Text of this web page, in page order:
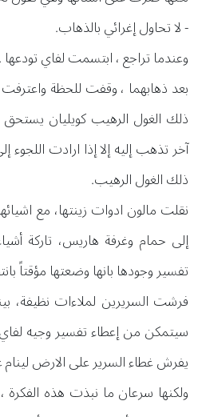
- لا تحاول إغرائي بالذهاب.
وعندما تراجع ، ابتسمت لفاي تودعها .
بعد ذهابهما ، وقفت للحظة واعترفت
ذلك الغول الرهيب كويليان
آخر تذهب إليه إلا إذا ارادت اللجوء
ذلك الغول الرهيب.
نقلت مالون ادوات زينتها، مع
إلى حمام وغرفة هاريس، تاركة
تفسير وجودها بانها وضعتها مؤقتاً
فرشت السريرين لملاءات نظيفة،
سيتمكن من إعطاء تفسير وجيه
يفرش غطاء السرير على الارض لينام
ولكنها سرعان ما نبذت هذه